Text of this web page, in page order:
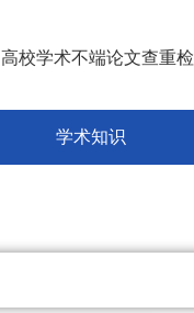
高校学术不端论文查重
学术知识